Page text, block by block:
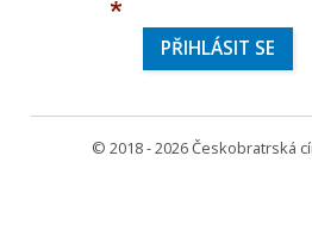
(povinné
© 2018 - 2026 Českobratrská